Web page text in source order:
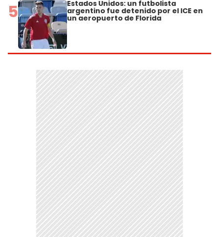
5 Estados Unidos: un futbolista
argentino fue detenido por el ICE en
un aeropuerto de Florida